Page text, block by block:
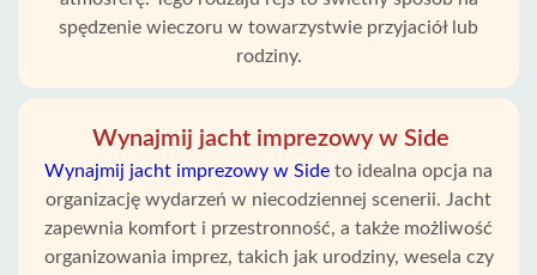
spędzenie wieczoru w towarzystwie przyjaciół lub
rodziny.
Wynajmij jacht imprezowy w Side
Wynajmij jacht imprezowy w Side to idealna opcja na
organizację wydarzeń w niecodziennej scenerii. Jacht
zapewnia komfort i przestronność, a także możliwość
organizowania imprez, takich jak urodziny, wesela czy